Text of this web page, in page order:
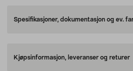
Spesifikasjoner, dokumentasjon og ev.
Kjøpsinformasjon, leveranser og returer